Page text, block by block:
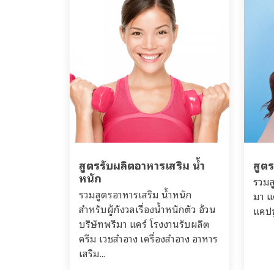
สูตรรับผลิตอาหารเสริม น้ำ
หนัก
รวมสูตรอาหารเสริม น้ำหนัก
สำหรับผู้กังวลเรื่องน้ำหนักตัว อ้วน
บริษัทพรีมา แคร์ โรงงานรับผลิต
ครีม เวชสำอาง เครื่องสำอาง อาหาร
เสริม...
สูต
รวม
มา
แค